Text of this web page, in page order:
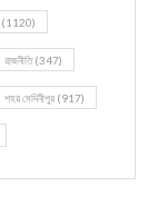
(1120)
রাজনীতি(347)
শহর মেদিনীপুর (917)